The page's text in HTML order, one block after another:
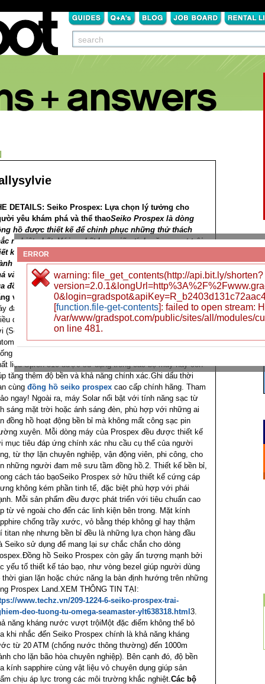
DETAILS: Seiko Prospex: Lựa chọn lý tưởng cho
yêu khám phá và thể thaoSeiko Prospex là dòng
hồ được thiết kế để chinh phục những thử thách
nghiệt nhất. Với sự kết hợp giữa tính năng vượt trội,
kế tinh tế và độ bền ấn tượng, dòng đồng hồ này trở
lựa chọn hàng đầu cho những người đam mê khám
và thể thao. Hãy cùng khám phá những điểm nổi bật
đồng hồ Seiko Prospex qua bài viết dưới đây.Tính
vượt trội của đồng hồ Seiko Prospex 1. Hệ thống bộ
đa dạng và tiên tiếnBộ sưu tập Seiko Prospex sở hữu
dòng máy vượt trội, từ cơ Automatic, năng lượng mặt
(Solar), Quartz cho đến độc quyền Spring Drive. Bộ máy
được Seiko chăm chút với công nghệ Diashock
sốc và Magic Lever hỗ trợ lên cót hai chiều hiệu quả.
liệu Spron 510 được sử dụng trong các bộ máy này còn
tăng thêm độ bền và khả năng chính xác.Ghi dấu thời
cùng đồng hồ seiko prospex cao cấp chính hãng. Tham
ngay! Ngoài ra, máy Solar nổi bật với tính năng sạc từ
sáng mặt trời hoặc ánh sáng đèn, phù hợp với những ai
đồng hồ hoạt động bền bỉ mà không mất công sạc pin
xuyên. Mỗi dòng máy của Prospex đều được thiết kế
mục tiêu đáp ứng chính xác nhu cầu cụ thể của người
từ thợ lặn chuyên nghiệp, vận động viên, phi công, cho
những người đam mê sưu tầm đồng hồ.2. Thiết kế bền bỉ,
cách táo bạoSeiko Prospex sở hữu thiết kế cứng cáp
không kém phần tinh tế, đặc biệt phù hợp với phái
Mỗi sản phẩm đều được phát triển với tiêu chuẩn cao
từ vẻ ngoài cho đến các linh kiện bên trong. Mặt kính
chống trầy xước, vỏ bằng thép không gỉ hay thậm
titan nhẹ nhưng bền bỉ đều là những lựa chọn hàng đầu
Seiko sử dụng để mang lại sự chắc chắn cho dòng
hồ Seiko Prospex còn gây ấn tượng mạnh bởi
yếu tố thiết kế táo bạo, như vòng bezel giúp người dùng
thời gian lặn hoặc chức năng la bàn định hướng trên những
Prospex Land.XEM THÔNG TIN TẠI:
www.techz.vn/209-1224-6-seiko-prospex-trai-
deo-tuong-tu-omega-seamaster-ylt638318.html 3.
năng kháng nước vượt trộiMột đặc điểm không thể bỏ
khi nhắc đến Seiko Prospex chính là khả năng kháng
từ 20 ATM (chống nước thông thường) đến 1000m
cho lặn bão hòa chuyên nghiệp). Bên cạnh đó, độ bền
kính sapphire cùng vật liệu vỏ chuyên dụng giúp sản
chịu áp lực trong các môi trường khắc nghiệt.Các bộ
ERROR
warning: file_get_contents(http://api.bit.ly/shorten?
[function.file-get-contents]: failed to open stream:
/var/www/gradspot.com/public/sites/all/modules/
on line 481.